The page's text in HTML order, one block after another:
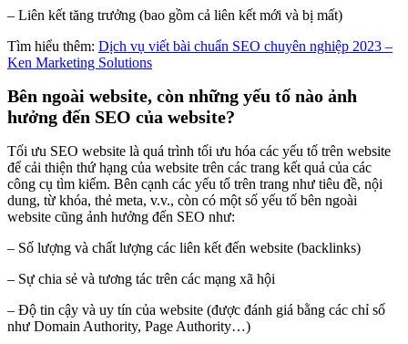
– Liên kết tăng trưởng (bao gồm cả liên kết mới và bị mất)
Tìm hiểu thêm: Dịch vụ viết bài chuẩn SEO chuyên nghiệp 2023 –
Ken Marketing Solutions
Bên ngoài website, còn những yếu tố nào ảnh
hưởng đến SEO của website?
Tối ưu SEO website là quá trình tối ưu hóa các yếu tố trên website
để cải thiện thứ hạng của website trên các trang kết quả của các
công cụ tìm kiếm. Bên cạnh các yếu tố trên trang như tiêu đề, nội
dung, từ khóa, thẻ meta, v.v., còn có một số yếu tố bên ngoài
website cũng ảnh hưởng đến SEO như:
– Số lượng và chất lượng các liên kết đến website (backlinks)
– Sự chia sẻ và tương tác trên các mạng xã hội
– Độ tin cậy và uy tín của website (được đánh giá bằng các chỉ số
như Domain Authority, Page Authority…)